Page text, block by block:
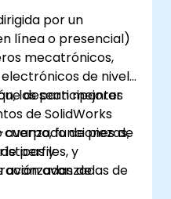
por un
línea o presencial)
mecatrónicos,
de nivel
desean mejorar
de SolidWorks
de piezas,
y
avanzadas de
los participantes
funciones de
perfiles, y
de